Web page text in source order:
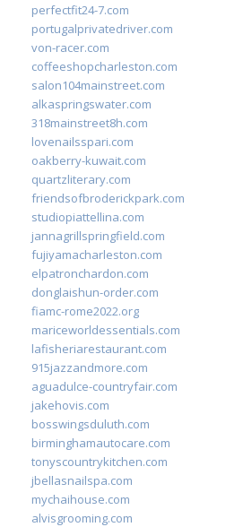
perfectfit24-7.com
portugalprivatedriver.com
von-racer.com
coffeeshopcharleston.com
salon104mainstreet.com
alkaspringswater.com
318mainstreet8h.com
lovenailsspari.com
oakberry-kuwait.com
quartzliterary.com
friendsofbroderickpark.com
studiopiattellina.com
jannagrillspringfield.com
fujiyamacharleston.com
elpatronchardon.com
donglaishun-order.com
fiamc-rome2022.org
mariceworldessentials.com
lafisheriarestaurant.com
915jazzandmore.com
aguadulce-countryfair.com
jakehovis.com
bosswingsduluth.com
birminghamautocare.com
tonyscountrykitchen.com
jbellasnailspa.com
mychaihouse.com
alvisgrooming.com